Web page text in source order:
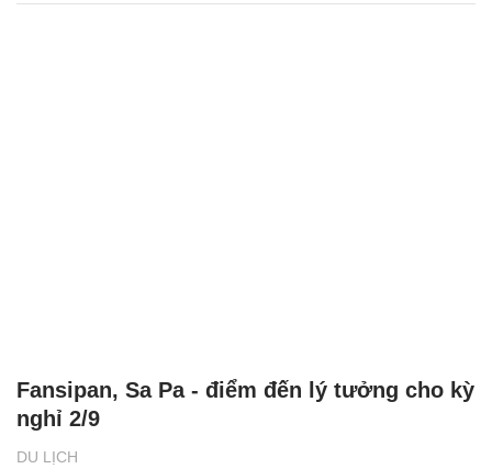
DU LỊCH
Fansipan, Sa Pa - điểm đến lý tưởng cho kỳ
nghỉ 2/9